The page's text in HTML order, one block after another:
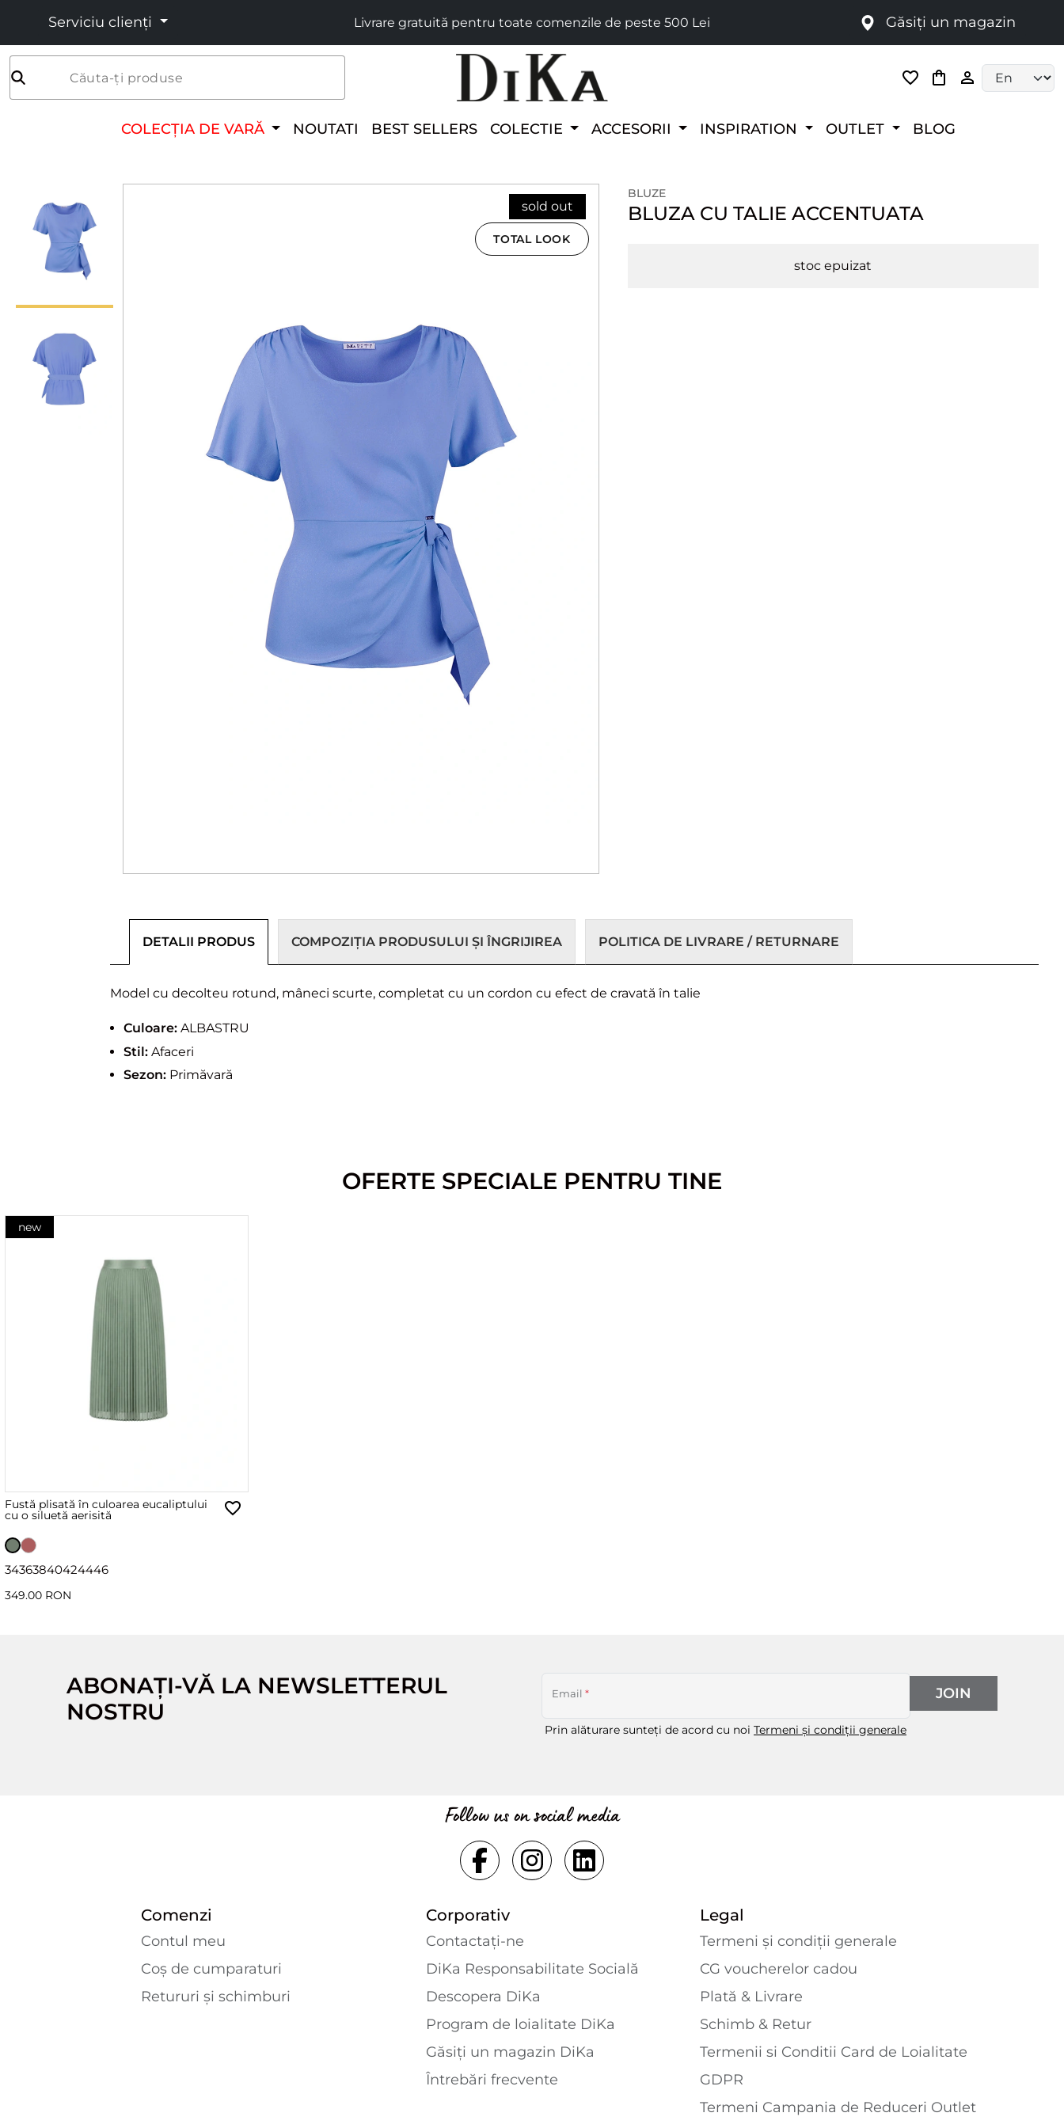
Serviciu clienți Livrare gratuită pentru toate comenzile de peste 500 Lei Găsiți un magazin
Căuta-ți produse
COLECȚIA DE VARĂ NOUTATI BEST SELLERS COLECTIE ACCESORII INSPIRATION OUTLET BLOG
sold out
TOTAL LOOK
BLUZE
BLUZA CU TALIE ACCENTUATA
stoc epuizat
DETALII PRODUS COMPOZIȚIA PRODUSULUI ȘI ÎNGRIJIREA POLITICA DE LIVRARE / RETURNARE
Model cu decolteu rotund, mâneci scurte, completat cu un cordon cu efect de cravată în talie
Culoare: ALBASTRU
Stil: Afaceri
Sezon: Primăvară
OFERTE SPECIALE PENTRU TINE
new
Fustă plisată în culoarea eucaliptului
cu o siluetă aerisită
34363840424446
349.00 RON
ABONAȚI-VĂ LA NEWSLETTERUL
NOSTRU
Email *
Prin alăturare sunteți de acord cu noi Termeni și condiții generale
JOIN
Follow us on social media
Comenzi
Contul meu
Coș de cumparaturi
Retururi și schimburi
Corporativ
Contactaţi-ne
DiKa Responsabilitate Socială
Descopera DiKa
Program de loialitate DiKa
Găsiți un magazin DiKa
Întrebări frecvente
Legal
Termeni și condiții generale
CG voucherelor cadou
Plată & Livrare
Schimb & Retur
Termenii si Conditii Card de Loialitate
GDPR
Termeni Campania de Reduceri Outlet